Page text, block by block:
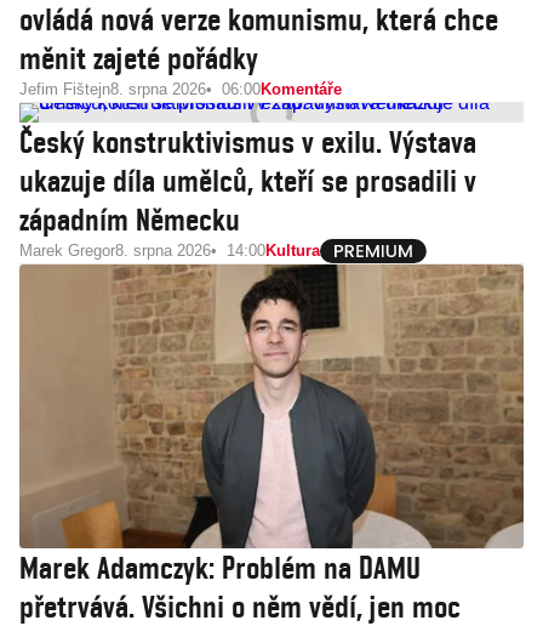
ovládá nová verze komunismu, která chce
měnit zajeté pořádky
Jefim Fištejn8. srpna 2026 06:00Komentáře
Český konstruktivismus v exilu. Výstava
ukazuje díla umělců, kteří se prosadili v
západním Německu
Marek Gregor8. srpna 2026 14:00Kultura
Marek Adamczyk: Problém na DAMU
přetrvává. Všichni o něm vědí, jen moc